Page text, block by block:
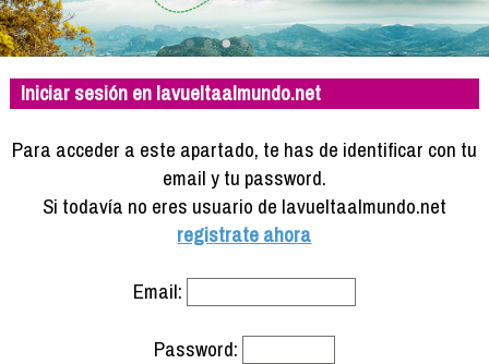
Viaja con nosotros
Camino solidario
Libros
Compañeros de viaje
Info viajeros
Iniciar sesión en lavueltaalmundo.net
Para acceder a este apartado, te has de identificar con tu
email y tu password.
Si todavía no eres usuario de lavueltaalmundo.net
registrate ahora
Email:
Password: